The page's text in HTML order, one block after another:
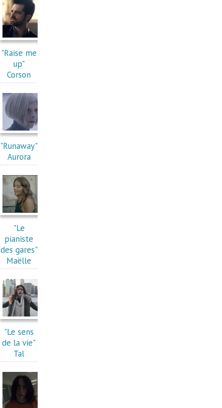
"Raise me
up"
Corson
"Runaway"
Aurora
"Le
pianiste
des gares"
Maëlle
"Le sens
de la vie"
Tal